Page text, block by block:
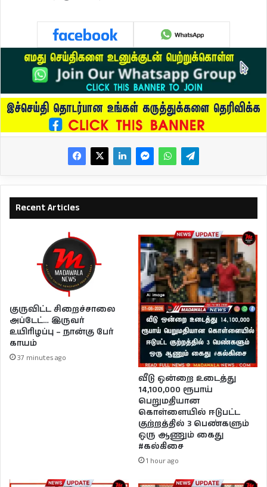
Recent Articles
குருவிட்ட சிறைச்சாலை
அப்டேட்… இருவர்
உயிரிழப்பு – நான்கு பேர்
காயம்
37 minutes ago
வீடு ஒன்றை உடைத்து
14,100,000 ரூபாய்
பெறுமதியான
கொள்ளையில் ஈடுபட்ட
குற்றத்தில் 3 பெண்களும்
ஒரு ஆணும் கைது
#கல்கிசை
1 hour ago